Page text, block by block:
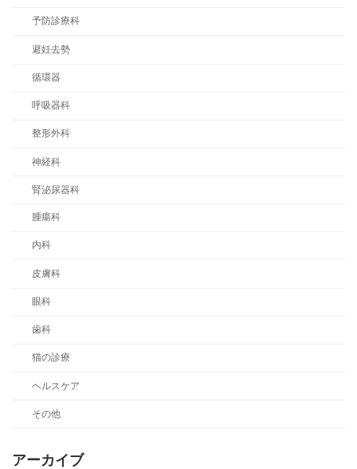
予防診療科
避妊去勢
循環器
呼吸器科
整形外科
神経科
腎泌尿器科
腫瘍科
内科
皮膚科
眼科
歯科
猫の診療
ヘルスケア
その他
アーカイブ